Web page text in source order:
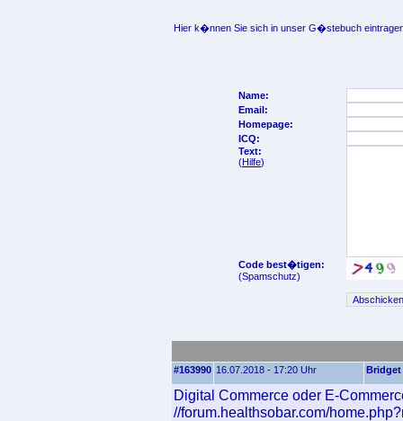
Hier k�nnen Sie sich in unser G�stebuch
Name:
Email:
Homepage:
ICQ:
Text:
(Hilfe)
Code best�tigen:
(Spamschutz)
#163990 16.07.2018 - 17:20 Uhr Bridget
Digital Commerce oder E-
//forum.healthsobar.com/